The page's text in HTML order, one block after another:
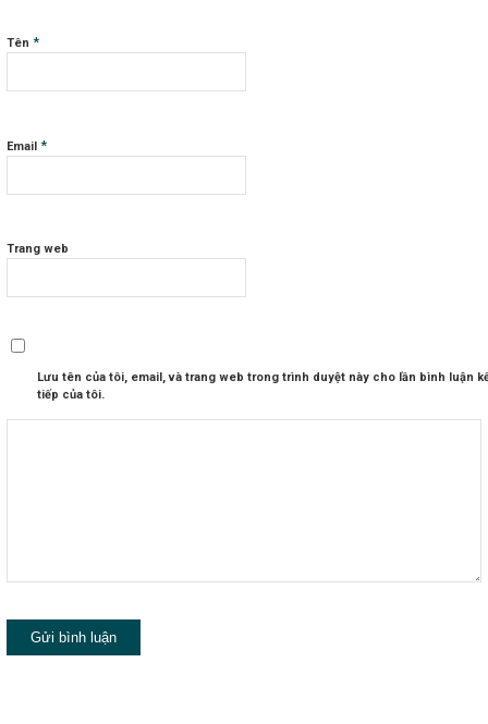
Tên*
Email*
Trang web
Lưu tên của tôi, email, và trang web trong trình duyệt này cho lần bình luận
tiếp của tôi.